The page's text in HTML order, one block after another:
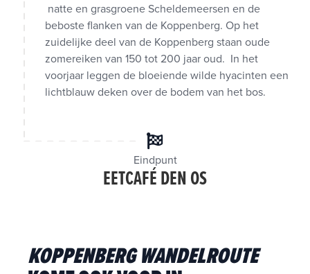
natte en grasgroene Scheldemeersen en de
beboste flanken van de Koppenberg. Op het
zuidelijke deel van de Koppenberg staan oude
zomereiken van 150 tot 200 jaar oud. In het
voorjaar leggen de bloeiende wilde hyacinten een
lichtblauw deken over de bodem van het bos.
Eindpunt
EETCAFÉ DEN OS
KOPPENBERG WANDELROUTE